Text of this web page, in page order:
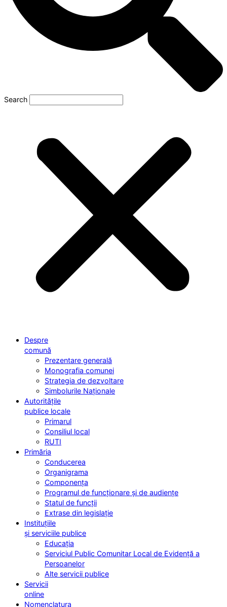
Search
Despre
comună
Prezentare generală
Monografia comunei
Strategia de dezvoltare
Simbolurile Naționale
Autoritățile
publice locale
Primarul
Consiliul local
RUTI
Primăria
Conducerea
Organigrama
Componența
Programul de funcționare și de audiențe
Statul de funcții
Extrase din legislație
Instituțiile
și serviciile publice
Educația
Serviciul Public Comunitar Local de Evidență a
Persoanelor
Alte servicii publice
Servicii
online
Nomenclatura